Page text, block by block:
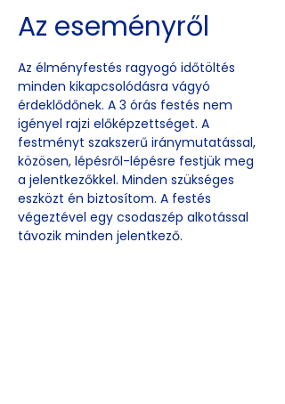
Az eseményről
Az élményfestés ragyogó időtöltés
minden kikapcsolódásra vágyó
érdeklődőnek. A 3 órás festés nem
igényel rajzi előképzettséget. A
festményt szakszerű iránymutatással,
közösen, lépésről-lépésre festjük meg
a jelentkezőkkel. Minden szükséges
eszközt én biztosítom. A festés
végeztével egy csodaszép alkotással
távozik minden jelentkező.